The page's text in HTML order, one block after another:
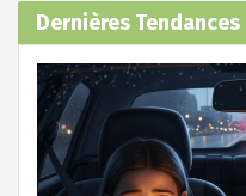
Dernières Tendances